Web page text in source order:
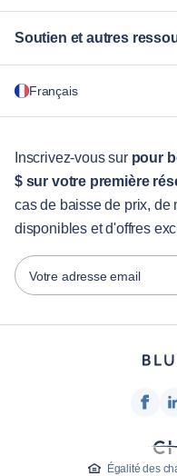
Soutien et autres
Pour les entreprises
Services aux visiteurs
Guides des villes
Partenaires
Opérateurs de location de
Propriétaires
Partenaires de franchise
À propos de nous
Français
English
Português
Español
Français
Türkçe
Inscrivez-vous sur pour
$ sur votre première
cas de baisse de prix, de
disponibles et d'offres
Votre adresse email
Égalité des